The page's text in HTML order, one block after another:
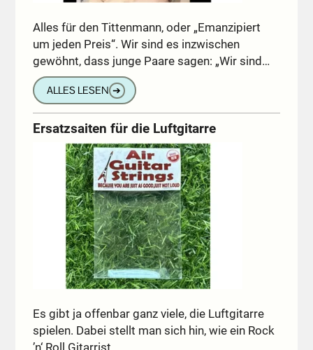
Alles für den Tittenmann, oder „Emanzipiert
um jeden Preis“. Wir sind es inzwischen
gewöhnt, dass junge Paare sagen: „Wir sind…
ALLES LESEN ➔
Ersatzsaiten für die Luftgitarre
Es gibt ja offenbar ganz viele, die Luftgitarre
spielen. Dabei stellt man sich hin, wie ein Rock
’n‘ Roll Gitarrist…